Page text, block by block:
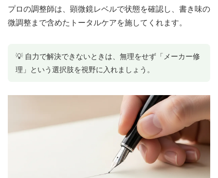
プロの調整師は、顕微鏡レベルで状態を確認し、書き味の
微調整まで含めたトータルケアを施してくれます。
💡 自力で解決できないときは、無理をせず「メーカー修
理」という選択肢を視野に入れましょう。